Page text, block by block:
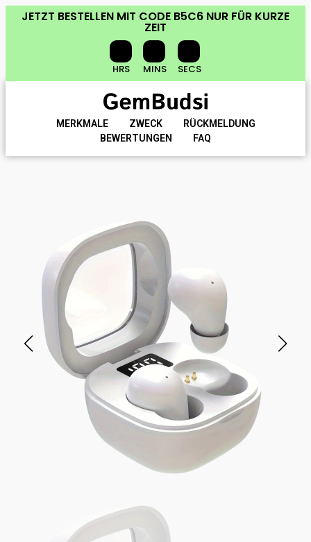
JETZT BESTELLEN MIT CODE B5C6 NUR FÜR KURZE
ZEIT
HRS MINS SECS
MERKMALE ZWECK
RÜCKMELDUNG
BEWERTUNGEN
FAQ